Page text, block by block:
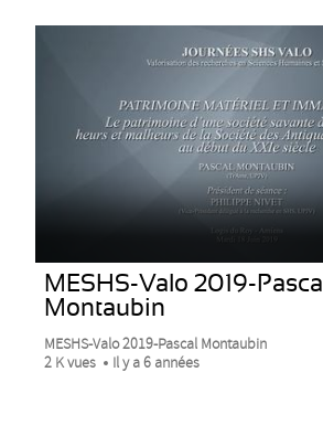
MESHS-Valo 2019-Pascal
Montaubin
MESHS-Valo 2019-Pascal Montaubin
2 K vues
Il y a 6 années